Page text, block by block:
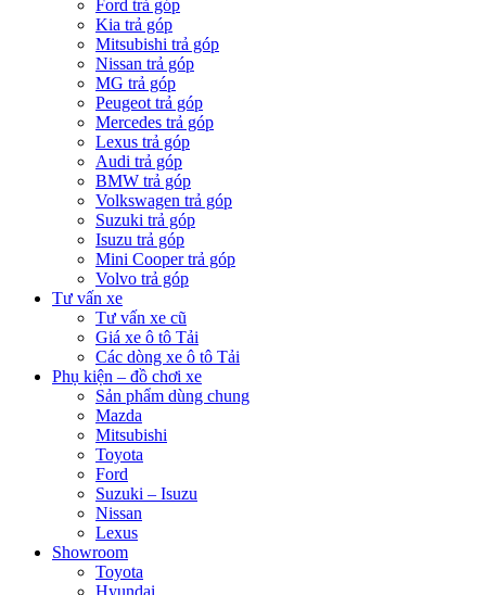
Ford trả góp
Kia trả góp
Mitsubishi trả góp
Nissan trả góp
MG trả góp
Peugeot trả góp
Mercedes trả góp
Lexus trả góp
Audi trả góp
BMW trả góp
Volkswagen trả góp
Suzuki trả góp
Isuzu trả góp
Mini Cooper trả góp
Volvo trả góp
Tư vấn xe
Tư vấn xe cũ
Giá xe ô tô Tải
Các dòng xe ô tô Tải
Phụ kiện – đồ chơi xe
Sản phẩm dùng chung
Mazda
Mitsubishi
Toyota
Ford
Suzuki – Isuzu
Nissan
Lexus
Showroom
Toyota
Hyundai